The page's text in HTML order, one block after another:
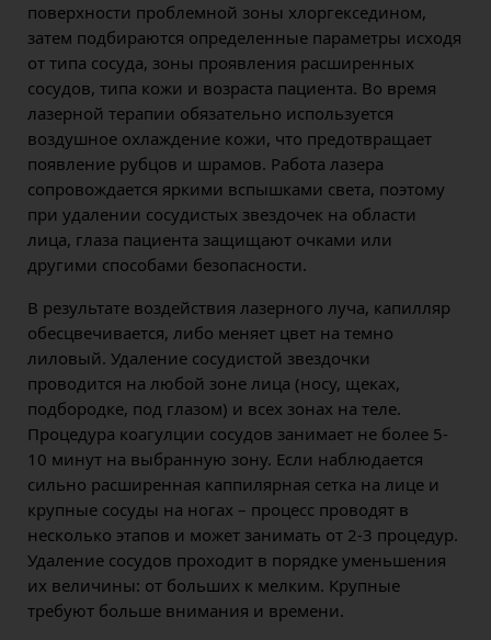
поверхности проблемной зоны хлоргекседином,
затем подбираются определенные параметры исходя
от типа сосуда, зоны проявления расширенных
сосудов, типа кожи и возраста пациента. Во время
лазерной терапии обязательно используется
воздушное охлаждение кожи, что предотвращает
появление рубцов и шрамов. Работа лазера
сопровождается яркими вспышками света, поэтому
при удалении сосудистых звездочек на области
лица, глаза пациента защищают очками или
другими способами безопасности.
В результате воздействия лазерного луча, капилляр
обесцвечивается, либо меняет цвет на темно
лиловый. Удаление сосудистой звездочки
проводится на любой зоне лица (носу, щеках,
подбородке, под глазом) и всех зонах на теле.
Процедура коагулции сосудов занимает не более 5-
10 минут на выбранную зону. Если наблюдается
сильно расширенная каппилярная сетка на лице и
крупные сосуды на ногах – процесс проводят в
несколько этапов и может занимать от 2-3 процедур.
Удаление сосудов проходит в порядке уменьшения
их величины: от больших к мелким. Крупные
требуют больше внимания и времени.